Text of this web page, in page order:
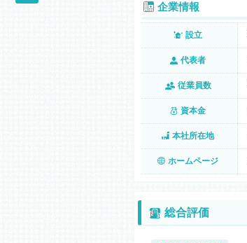
企業情報
設立
代表者
従業員数
資本金
本社所在地
ホームページ
総合評価